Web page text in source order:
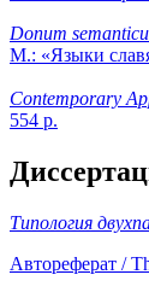
Donum
М.: «Языки
Contemporary
554 p.
Типология
Автореферат /